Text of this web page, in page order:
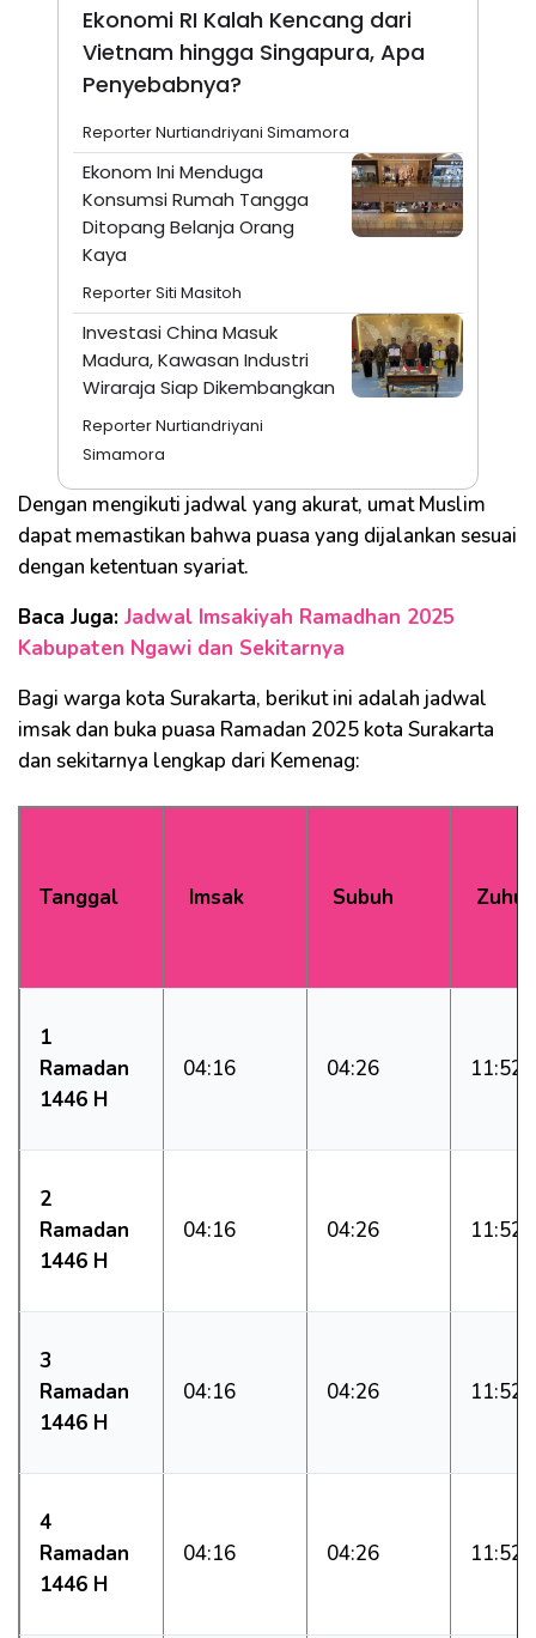
Ekonomi RI Kalah Kencang dari
Vietnam hingga Singapura, Apa
Penyebabnya?
Reporter Nurtiandriyani Simamora
Ekonom Ini Menduga
Konsumsi Rumah Tangga
Ditopang Belanja Orang
Kaya
Reporter Siti Masitoh
Investasi China Masuk
Madura, Kawasan Industri
Wiraraja Siap Dikembangkan
Reporter Nurtiandriyani
Simamora
Dengan mengikuti jadwal yang akurat, umat Muslim
dapat memastikan bahwa puasa yang dijalankan sesuai
dengan ketentuan syariat.
Baca Juga: Jadwal Imsakiyah Ramadhan 2025
Kabupaten Ngawi dan Sekitarnya
Bagi warga kota Surakarta, berikut ini adalah jadwal
imsak dan buka puasa Ramadan 2025 kota Surakarta
dan sekitarnya lengkap dari Kemenag:​
Tanggal Imsak Subuh
1
Ramadan
1446 H
04:16 04:26 11:52
2
Ramadan
1446 H
04:16 04:26 11:52
3
Ramadan
1446 H
04:16 04:26 11:52
4
Ramadan
1446 H
04:16 04:26 11:52